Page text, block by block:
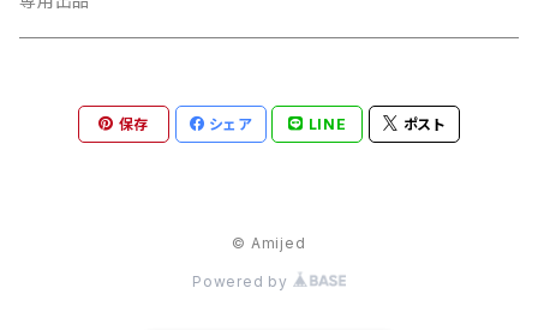
RED
PICTURE
Pouch L 保存 シェア LINE ポスト
© Amijed
Powered by